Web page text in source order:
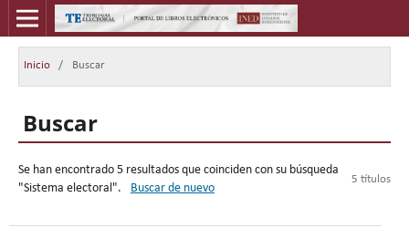
Inicio / Buscar
Buscar
5 títulos
Se han encontrado 5 resultados que coinciden con su búsqueda
"Sistema electoral".
Buscar de nuevo